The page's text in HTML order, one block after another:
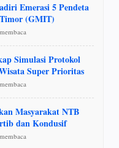
Emerasi 5 Pendeta
(GMIT)
Simulasi Protokol
Super Prioritas
Masyarakat NTB
dan Kondusif